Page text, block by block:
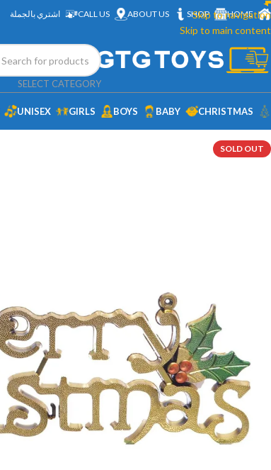
Skip to navigation
Skip to main content
HOME
SHOP
ABOUT US
CALL US اشتري بالجملة
SELECT CATEGORY
CHRISTMAS
BABY
BOYS
GIRLS
UNISEX
SOLD OUT